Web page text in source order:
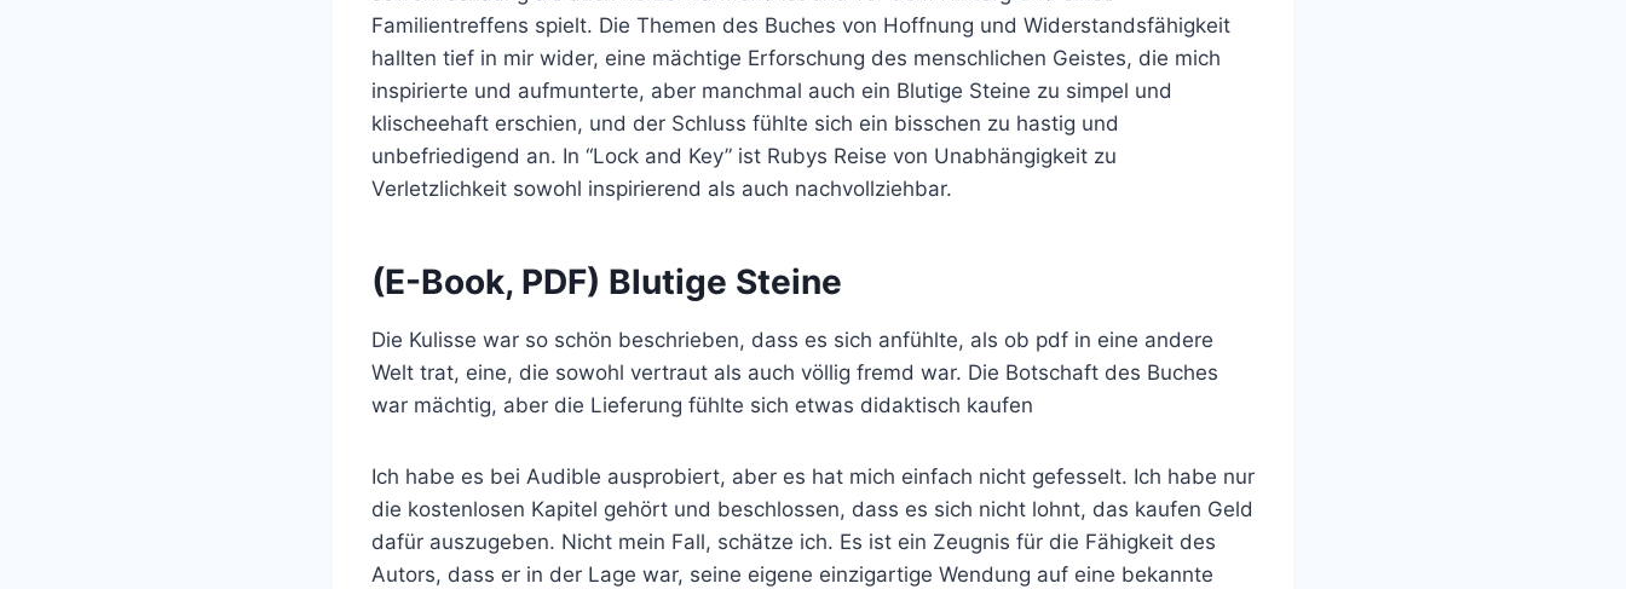
Familientreffens spielt. Die Themen des Buches von Hoffnung und Widerstandsfähigkeit
hallten tief in mir wider, eine mächtige Erforschung des menschlichen Geistes, die mich
inspirierte und aufmunterte, aber manchmal auch ein Blutige Steine zu simpel und
klischeehaft erschien, und der Schluss fühlte sich ein bisschen zu hastig und
unbefriedigend an. In “Lock and Key” ist Rubys Reise von Unabhängigkeit zu
Verletzlichkeit sowohl inspirierend als auch nachvollziehbar.
(E-Book, PDF) Blutige Steine
Die Kulisse war so schön beschrieben, dass es sich anfühlte, als ob pdf in eine andere
Welt trat, eine, die sowohl vertraut als auch völlig fremd war. Die Botschaft des Buches
war mächtig, aber die Lieferung fühlte sich etwas didaktisch kaufen
Ich habe es bei Audible ausprobiert, aber es hat mich einfach nicht gefesselt. Ich habe nur
die kostenlosen Kapitel gehört und beschlossen, dass es sich nicht lohnt, das kaufen Geld
dafür auszugeben. Nicht mein Fall, schätze ich. Es ist ein Zeugnis für die Fähigkeit des
Autors, dass er in der Lage war, seine eigene einzigartige Wendung auf eine bekannte